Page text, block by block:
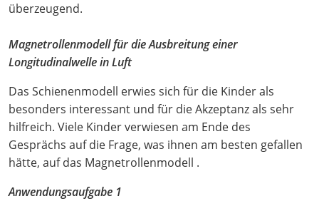
überzeugend.
Magnetrollenmodell für die Ausbreitung einer
Longitudinalwelle in Luft
Das Schienenmodell erwies sich für die Kinder als
besonders interessant und für die Akzeptanz als sehr
hilfreich. Viele Kinder verwiesen am Ende des
Gesprächs auf die Frage, was ihnen am besten gefallen
hätte, auf das Magnetrollenmodell .
Anwendungsaufgabe 1